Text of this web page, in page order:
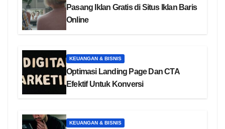
Pasang Iklan Gratis di Situs Iklan Baris
Online
KEUANGAN & BISNIS
Optimasi Landing Page Dan CTA
Efektif Untuk Konversi
KEUANGAN & BISNIS